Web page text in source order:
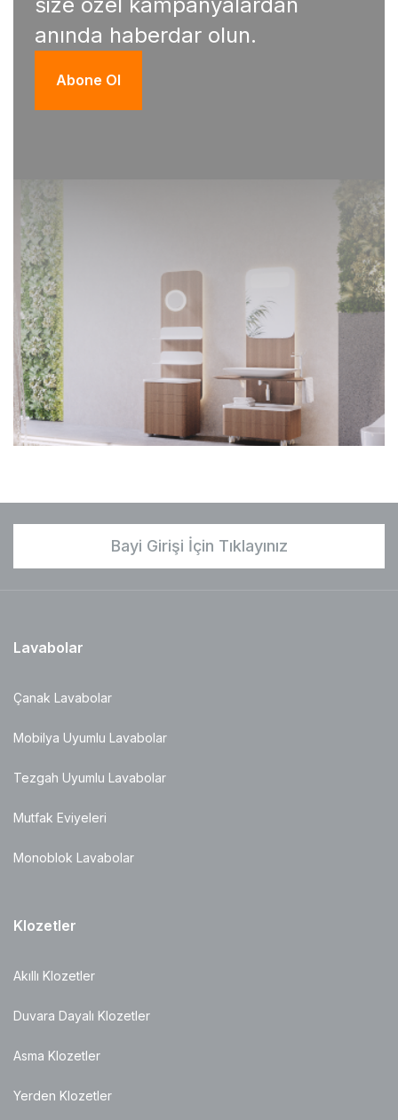
anında haberdar olun.
Abone Ol
Bayi Girişi İçin Tıklayınız
Lavabolar
Çanak Lavabolar
Mobilya Uyumlu Lavabolar
Tezgah Uyumlu Lavabolar
Mutfak Eviyeleri
Monoblok Lavabolar
Klozetler
Akıllı Klozetler
Duvara Dayalı Klozetler
Asma Klozetler
Yerden Klozetler